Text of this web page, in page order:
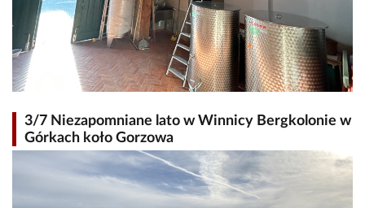
3/7 Niezapomniane lato w Winnicy Bergkolonie w
Górkach koło Gorzowa